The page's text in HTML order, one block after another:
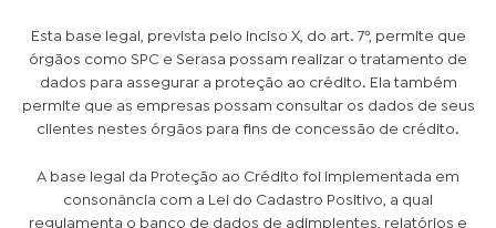
Esta base legal, prevista pelo inciso X, do art. 7º, permite que
órgãos como SPC e Serasa possam realizar o tratamento de
dados para assegurar a proteção ao crédito. Ela também
permite que as empresas possam consultar os dados de seus
clientes nestes órgãos para fins de concessão de crédito.
A base legal da Proteção ao Crédito foi implementada em
consonância com a Lei do Cadastro Positivo, a qual
regulamenta o banco de dados de adimplentes, relatórios e